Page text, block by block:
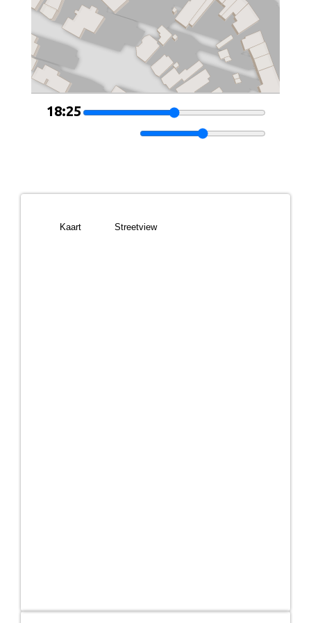
notaris wordt door verkoper bepaalt en is in
dit geval Notariskantoor Hagen te Vleuten.
Kaart Streetview